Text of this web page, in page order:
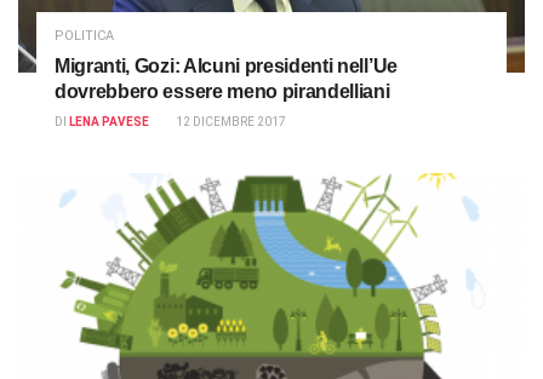
POLITICA
Migranti, Gozi: Alcuni presidenti nell’Ue
dovrebbero essere meno pirandelliani
DI LENA PAVESE 12 DICEMBRE 2017